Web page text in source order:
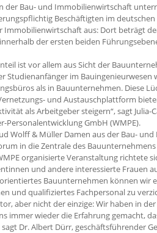
der Bau- und Immobilienwirtschaft
Beschäftigten im
Immobilienwirtschaft aus: Dort beträgt
der ersten beiden
ist vor allem aus Sicht der
Studienanfänger im
als in Bauunternehmen. Diese
und Austauschplattform
als Arbeitgeber steigern“, sagt
Personalentwicklung GmbH (WMPE).
Wolff & Müller Damen aus der Bau-
in die Zentrale des
organisierte Veranstaltung richtete
und andere interessierte Frauen
Bauunternehmen können wir
und qualifiziertes Fachpersonal zu
aber nicht der einzige: Wir haben in
immer wieder die Erfahrung gemacht,
sagt Dr. Albert Dürr, geschäftsführender